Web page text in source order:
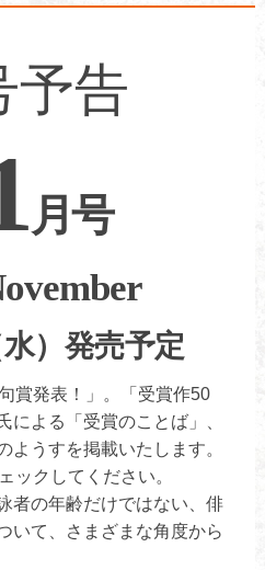
予告
月号
）発売予定
賞発表！」。「受賞作50
による「受賞のことば」、
ようすを掲載いたします。
ックしてください。
者の年齢だけではない、俳
いて、さまざまな角度から